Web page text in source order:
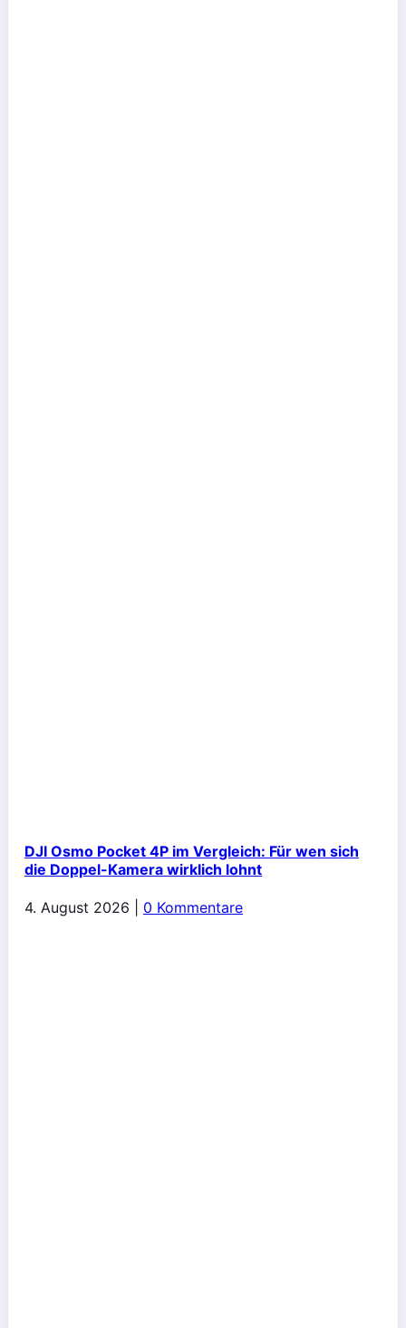
DJI Osmo Pocket 4P im Vergleich: Für wen sich
die Doppel-Kamera wirklich lohnt
4. August 2026 0 Kommentare